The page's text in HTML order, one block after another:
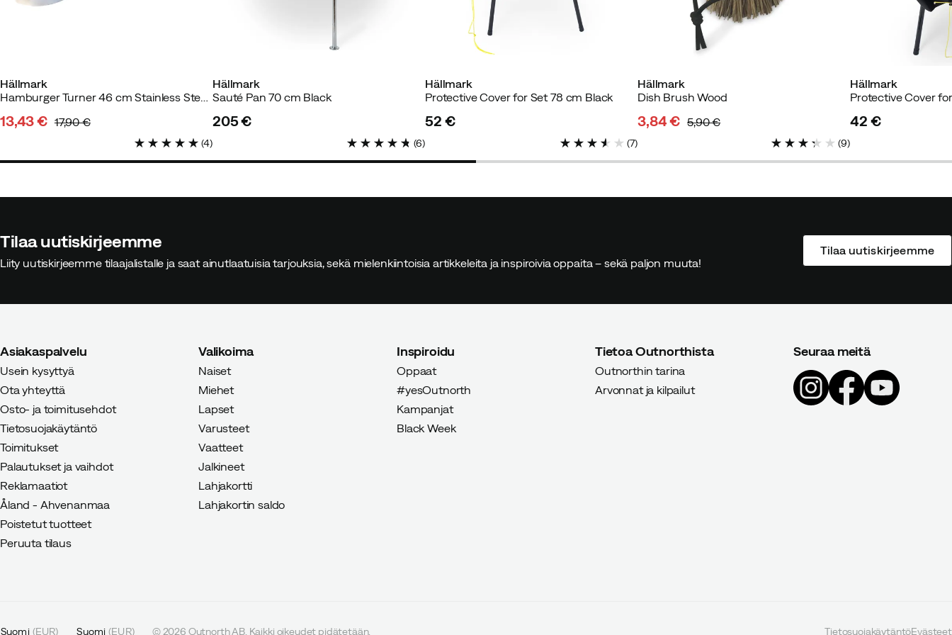
Verified by Trustvoice
Hällmark
Hamburger Turner 46 cm Stainless Steel/Wood
13,43 € 17,90 €
(4)
Hällmark
Sauté Pan 70 cm Black
205 €
(6)
Hällmark
Protective Cover for Set 78 cm Black
52 €
(7)
Hällmark
Dish Brush Wood
3,84 € 5,90 €
(9)
Hällmark
Protective Cover
42 €
Tilaa uutiskirjeemme
Liity uutiskirjeemme tilaajalistalle ja saat ainutlaatuisia tarjouksia, sekä mielenkiintoisia artikkeleita ja inspiroivia oppaita – sekä paljon muuta!
Tilaa uutiskirjeemme
Asiakaspalvelu
Usein kysyttyä
Ota yhteyttä
Osto- ja toimitusehdot
Tietosuojakäytäntö
Toimitukset
Palautukset ja vaihdot
Reklamaatiot
Åland - Ahvenanmaa
Poistetut tuotteet
Peruuta tilaus
Valikoima
Naiset
Miehet
Lapset
Varusteet
Vaatteet
Jalkineet
Lahjakortti
Lahjakortin saldo
Inspiroidu
Oppaat
#yesOutnorth
Kampanjat
Black Week
Tietoa Outnorthista
Outnorthin tarina
Arvonnat ja kilpailut
Seuraa meitä
Suomi (EUR) Suomi (EUR) © 2026 Outnorth AB. Kaikki oikeudet pidätetään. TietosuojakäytäntöEvästeet